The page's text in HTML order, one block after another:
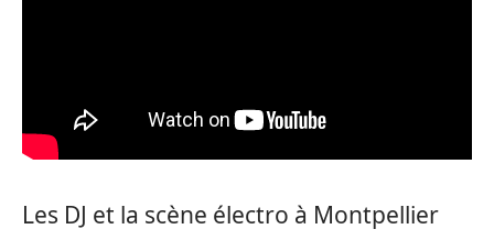
Les DJ et la scène électro à Montpellier